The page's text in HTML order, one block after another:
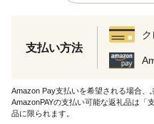
支払い方法
Amazon Pay支払いを希望される場合、
AmazonPAYの支払い可能な返礼品は「
品に限られます。